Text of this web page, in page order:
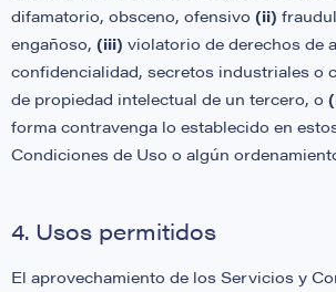
difamatorio, obsceno, ofensivo (ii)
engañoso, (iii) violatorio de derechos de
confidencialidad, secretos industriales o
de propiedad intelectual de un tercero, o
forma contravenga lo establecido en
Condiciones de Uso o algún
4. Usos permitidos
El aprovechamiento de los Servicios y